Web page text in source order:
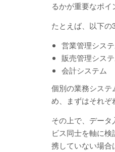
るかが重要なポイ
たとえば、以下の
営業管理シス
販売管理シス
会計システム
個別の業務システ
め、まずはそれぞ
その上で、デー
ビス同士を軸に
携していない場